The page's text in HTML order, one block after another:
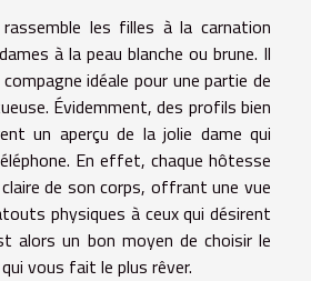
les filles à la carnation
à la peau blanche ou brune. Il
idéale pour une partie de
Évidemment, des profils bien
un aperçu de la jolie dame qui
En effet, chaque hôtesse
de son corps, offrant une vue
physiques à ceux qui désirent
alors un bon moyen de choisir le
vous fait le plus rêver.